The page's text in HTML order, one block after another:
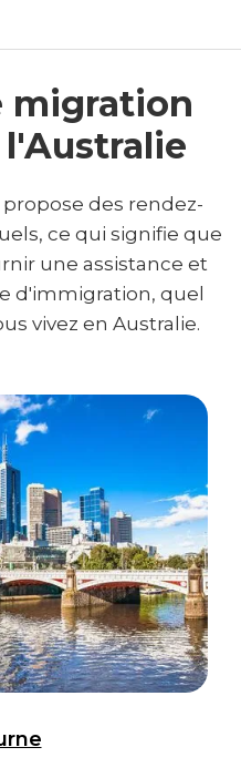
migration
des rendez-
ce qui signifie que
une assistance et
d'immigration, quel
vivez en Australie.